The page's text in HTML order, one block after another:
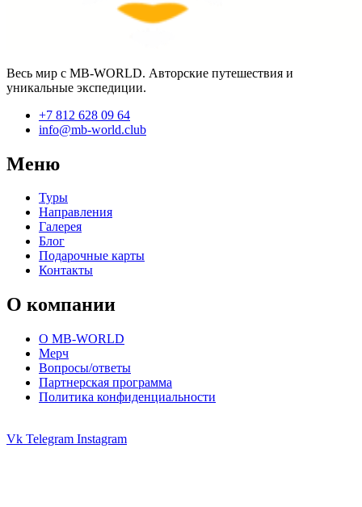
Весь мир с MB-WORLD. Авторские путешествия и
уникальные экспедиции.
+7 812 628 09 64
info@mb-world.club
Меню
Туры
Направления
Галерея
Блог
Подарочные карты
Контакты
О компании
О MB-WORLD
Мерч
Вопросы/ответы
Партнерская программа
Политика конфиденциальности
Vk Telegram Instagram